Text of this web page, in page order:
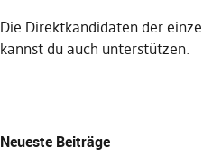
Die Direktkandidaten der
kannst du auch unterstützen.
Neueste Beiträge